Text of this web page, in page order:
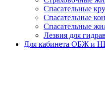
Спасательные
Спасательные
Спасательные
Лезвия для
Для кабинета ОБЖ и